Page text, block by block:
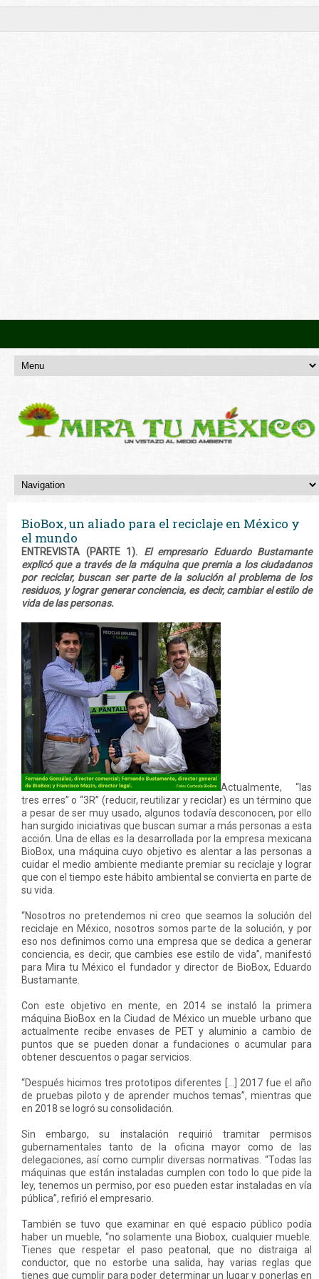
BioBox, un aliado para el reciclaje en México y
el mundo
ENTREVISTA (PARTE 1). El empresario Eduardo Bustamante
explicó que a través de la máquina que premia a los ciudadanos
por reciclar, buscan ser parte de la solución al problema de los
residuos, y lograr generar conciencia, es decir, cambiar el estilo de
vida de las personas.
Actualmente, “las
tres erres” o “3R” (reducir, reutilizar y reciclar) es un término que
a pesar de ser muy usado, algunos todavía desconocen, por ello
han surgido iniciativas que buscan sumar a más personas a esta
acción. Una de ellas es la desarrollada por la empresa mexicana
BioBox, una máquina cuyo objetivo es alentar a las personas a
cuidar el medio ambiente mediante premiar su reciclaje y lograr
que con el tiempo este hábito ambiental se convierta en parte de
su vida.
“Nosotros no pretendemos ni creo que seamos la solución del
reciclaje en México, nosotros somos parte de la solución, y por
eso nos definimos como una empresa que se dedica a generar
conciencia, es decir, que cambies ese estilo de vida”, manifestó
para Mira tu México el fundador y director de BioBox, Eduardo
Bustamante.
Con este objetivo en mente, en 2014 se instaló la primera
máquina BioBox en la Ciudad de México un mueble urbano que
actualmente recibe envases de PET y aluminio a cambio de
puntos que se pueden donar a fundaciones o acumular para
obtener descuentos o pagar servicios.
“Después hicimos tres prototipos diferentes […] 2017 fue el año
de pruebas piloto y de aprender muchos temas”, mientras que
en 2018 se logró su consolidación.
Sin embargo, su instalación requirió tramitar permisos
gubernamentales tanto de la oficina mayor como de las
delegaciones, así como cumplir diversas normativas. “Todas las
máquinas que están instaladas cumplen con todo lo que pide la
ley, tenemos un permiso, por eso pueden estar instaladas en vía
pública”, refirió el empresario.
También se tuvo que examinar en qué espacio público podía
haber un mueble, “no solamente una Biobox, cualquier mueble.
Tienes que respetar el paso peatonal, que no distraiga al
conductor, que no estorbe una salida, hay varias reglas que
tienes que cumplir para poder determinar un lugar y ponerlas en